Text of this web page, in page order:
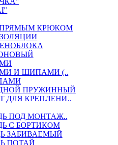
КРЮКОМ
И ШИПАМИ (..
ПРУЖИННЫЙ
ДЛЯ КРЕПЛЕНИ..
ПОД МОНТАЖ..
С БОРТИКОМ
ЗАБИВАЕМЫЙ
ПОТАЙ